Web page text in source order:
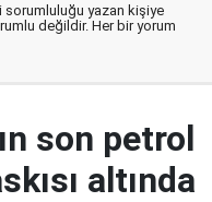
sorumluluğu yazan kişiye
değildir. Her bir yorum
son petrol
altında